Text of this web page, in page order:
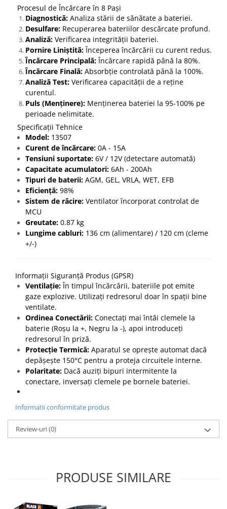
Procesul de Încărcare în 8 Pași
Diagnostică: Analiza stării de sănătate a bateriei.
Desulfare: Recuperarea bateriilor descărcate profund.
Analiză: Verificarea integrității bateriei.
Pornire Liniștită:Începerea încărcării cu curent redus.
Încărcare Principală:Încărcare rapidă până la 80%.
Încărcare Finală: Absorbție controlată până la 100%.
Analiză Test: Verificarea capacității de a reține
curentul.
Puls (Menținere): Menținerea bateriei la 95-100% pe
perioade nelimitate.
Specificații Tehnice
Model: 13507
Curent de încărcare: 0A - 15A
Tensiuni suportate: 6V / 12V (detectare automată)
Capacitate acumulatori: 6Ah - 200Ah
Tipuri de baterii: AGM, GEL, VRLA, WET, EFB
Eficiență: 98%
Sistem de răcire: Ventilator încorporat controlat de
MCU
Greutate: 0.87 kg
Lungime cabluri: 136 cm (alimentare) / 120 cm (cleme
+/-)
Informații Siguranță Produs (GPSR)
Ventilație:În timpul încărcării, bateriile pot emite
gaze explozive. Utilizați redresorul doar în spații bine
ventilate.
Ordinea Conectării: Conectați mai întâi clemele la
baterie (Roșu la +, Negru la -), apoi introduceți
redresorul în priză.
Protecție Termică: Aparatul se oprește automat dacă
depășește 150°C pentru a proteja circuitele interne.
Polaritate: Dacă auziți bipuri intermitente la
conectare, inversați clemele pe bornele bateriei.
Informatii conformitate produs
Review-uri(0)
PRODUSE SIMILARE